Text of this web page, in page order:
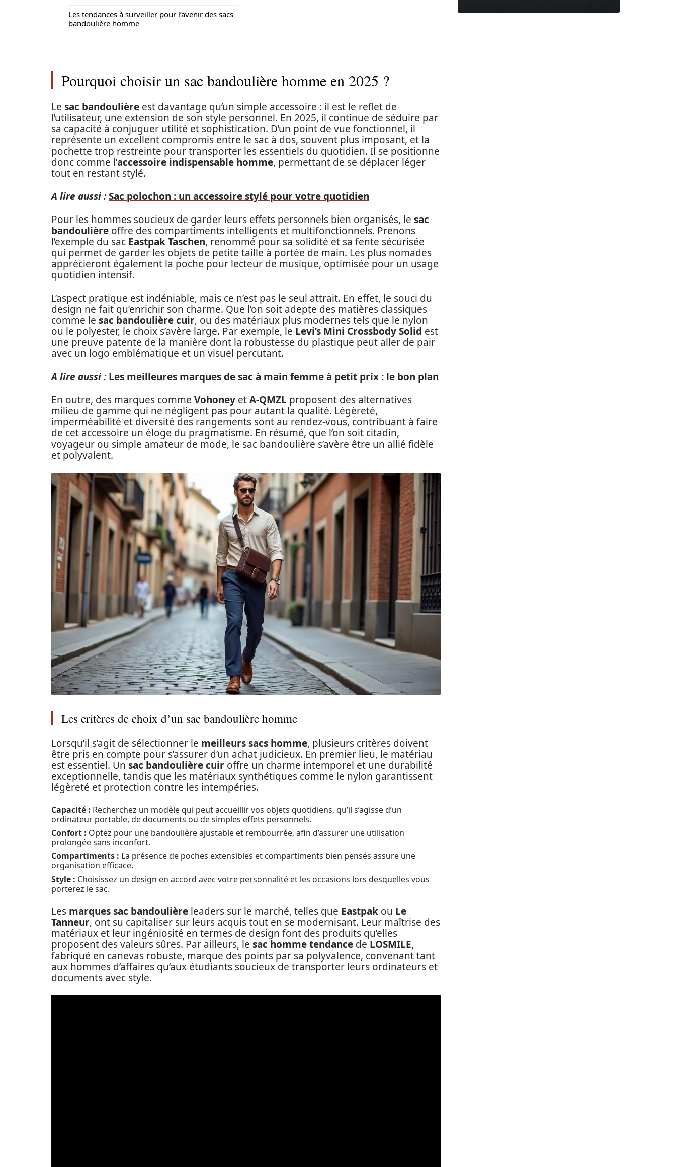
Les tendances à surveiller pour l’avenir des sacs
bandoulière homme
Pourquoi choisir un sac bandoulière homme en 2025 ?
Le sac bandoulière est davantage qu’un simple accessoire : il est le reflet de
l’utilisateur, une extension de son style personnel. En 2025, il continue de séduire par
sa capacité à conjuguer utilité et sophistication. D’un point de vue fonctionnel, il
représente un excellent compromis entre le sac à dos, souvent plus imposant, et la
pochette trop restreinte pour transporter les essentiels du quotidien. Il se positionne
donc comme l’accessoire indispensable homme, permettant de se déplacer léger
tout en restant stylé.
A lire aussi :Sac polochon : un accessoire stylé pour votre quotidien
Pour les hommes soucieux de garder leurs effets personnels bien organisés, le sac
bandoulière offre des compartiments intelligents et multifonctionnels. Prenons
l’exemple du sac Eastpak Taschen, renommé pour sa solidité et sa fente sécurisée
qui permet de garder les objets de petite taille à portée de main. Les plus nomades
apprécieront également la poche pour lecteur de musique, optimisée pour un usage
quotidien intensif.
L’aspect pratique est indéniable, mais ce n’est pas le seul attrait. En effet, le souci du
design ne fait qu’enrichir son charme. Que l’on soit adepte des matières classiques
comme le sac bandoulière cuir, ou des matériaux plus modernes tels que le nylon
ou le polyester, le choix s’avère large. Par exemple, le Levi’s Mini Crossbody Solid est
une preuve patente de la manière dont la robustesse du plastique peut aller de pair
avec un logo emblématique et un visuel percutant.
A lire aussi : Les meilleures marques de sac à main femme à petit prix : le bon plan
En outre, des marques comme Vohoney etA-QMZL proposent des alternatives
milieu de gamme qui ne négligent pas pour autant la qualité. Légèreté,
imperméabilité et diversité des rangements sont au rendez-vous, contribuant à faire
de cet accessoire un éloge du pragmatisme. En résumé, que l’on soit citadin,
voyageur ou simple amateur de mode, le sac bandoulière s’avère être un allié fidèle
et polyvalent.
Les critères de choix d’un sac bandoulière homme
Lorsqu’il s’agit de sélectionner le meilleurs sacs homme, plusieurs critères doivent
être pris en compte pour s’assurer d’un achat judicieux. En premier lieu, le matériau
est essentiel. Un sac bandoulière cuir offre un charme intemporel et une durabilité
exceptionnelle, tandis que les matériaux synthétiques comme le nylon garantissent
légèreté et protection contre les intempéries.
Capacité : Recherchez un modèle qui peut accueillir vos objets quotidiens, qu’il s’agisse d’un
ordinateur portable, de documents ou de simples effets personnels.
Confort : Optez pour une bandoulière ajustable et rembourrée, afin d’assurer une utilisation
prolongée sans inconfort.
Compartiments : La présence de poches extensibles et compartiments bien pensés assure une
organisation efficace.
Style : Choisissez un design en accord avec votre personnalité et les occasions lors desquelles vous
porterez le sac.
Les marques sac bandoulière leaders sur le marché, telles que Eastpak ou Le
Tanneur, ont su capitaliser sur leurs acquis tout en se modernisant. Leur maîtrise des
matériaux et leur ingéniosité en termes de design font des produits qu’elles
proposent des valeurs sûres. Par ailleurs, le sac homme tendance de LOSMILE,
fabriqué en canevas robuste, marque des points par sa polyvalence, convenant tant
aux hommes d’affaires qu’aux étudiants soucieux de transporter leurs ordinateurs et
documents avec style.